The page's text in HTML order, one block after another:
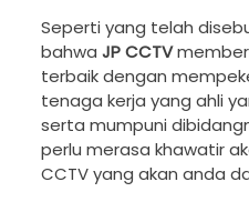
Seperti yang telah
bahwa JP CCTV
terbaik dengan
tenaga kerja yang ahli
serta mumpuni
perlu merasa khawatir
CCTV yang akan anda